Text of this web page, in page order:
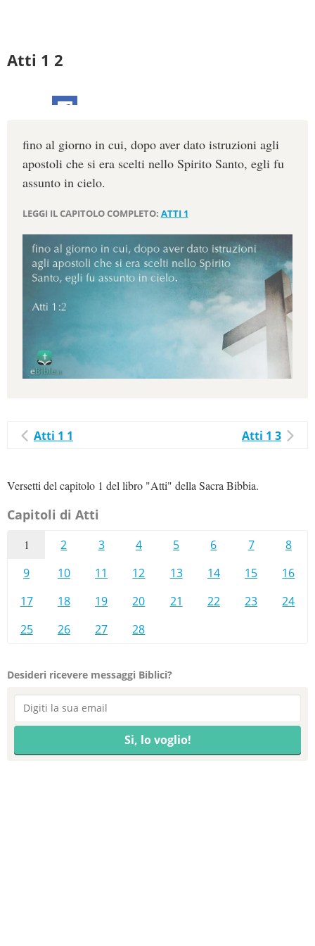
Atti 1 2
fino al giorno in cui, dopo aver dato istruzioni agli
apostoli che si era scelti nello Spirito Santo, egli fu
assunto in cielo.
LEGGI IL CAPITOLO COMPLETO: ATTI 1
Atti 1 1 Atti 1 3
Versetti del capitolo 1 del libro "Atti" della Sacra Bibbia.
Capitoli di Atti
1 2 3 4 5 6 7
8
9
10 11 12 13 14 15
16
17
18 19 20 21 22 23
24
25
26 27 28
Desideri ricevere messaggi Biblici?